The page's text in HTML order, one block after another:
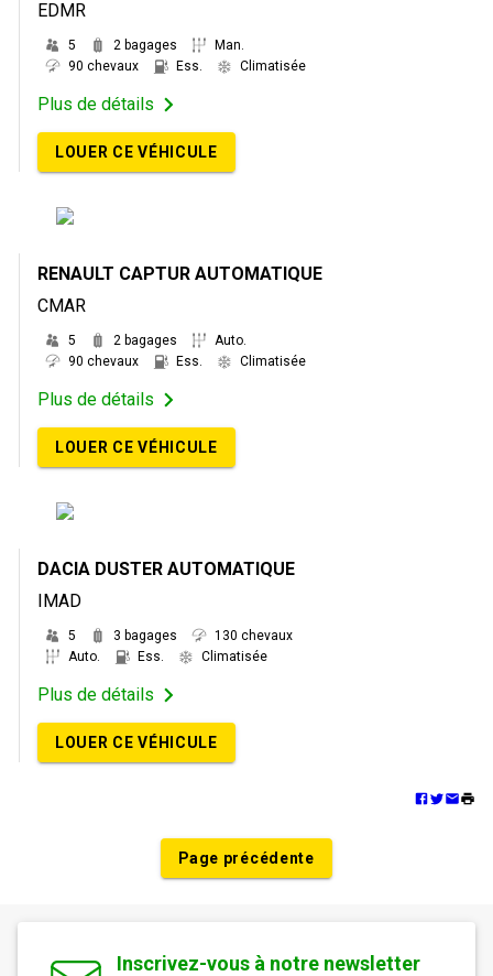
EDMR
5 2 bagages
Man.
90 chevaux
Ess. Climatisée
Plus de détails
LOUER CE VÉHICULE
RENAULT CAPTUR AUTOMATIQUE
CMAR
5 2 bagages
Auto.
90 chevaux
Ess. Climatisée
Plus de détails
LOUER CE VÉHICULE
DACIA DUSTER AUTOMATIQUE
IMAD
5 3 bagages
130 chevaux
Auto.
Ess. Climatisée
Plus de détails
LOUER CE VÉHICULE
Page précédente
Inscrivez-vous à notre newsletter